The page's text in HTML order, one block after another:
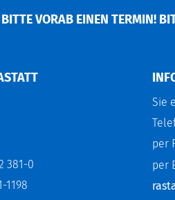
VORAB EINEN TERMIN!
381-0
1198
Sie
per
per